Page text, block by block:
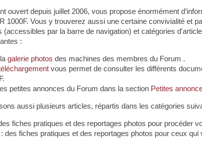
ouvert depuis juillet 2006, vous propose énormément
1000F. Vous y trouverez aussi une certaine convivialité et
(accessibles par la barre de navigation) et catégories
:
galerie photos des machines des membres du Forum .
vous permet de consulter les différents
petites annonces du Forum dans la section Petites
aussi plusieurs articles, répartis dans les catégories
fiches pratiques et des reportages photos pour procéder
des fiches pratiques et des reportages photos pour ceux qui